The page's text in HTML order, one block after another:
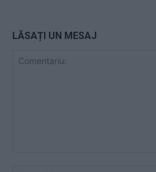
LĂSAȚI UN MESAJ